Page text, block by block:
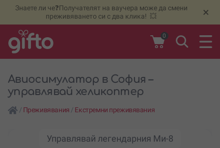
Знаете ли че❓Получателят на ваучера може да смени
преживяването си с два клика! 💥
×
0
Авиосимулатор в София –
управлявай хеликоптер
/ Преживявания / Екстремни преживявания
Управлявай легендарния Ми-8